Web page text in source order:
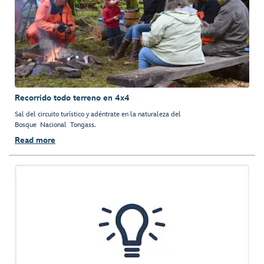
Recorrido todo terreno en 4x4
Sal del circuito turístico y adéntrate en la naturaleza del
Bosque Nacional Tongass.
Read more